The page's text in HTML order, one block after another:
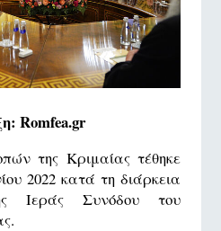
Romfea.gr
της Κριμαίας τέθηκε
2022 κατά τη διάρκεια
Ιεράς Συνόδου του